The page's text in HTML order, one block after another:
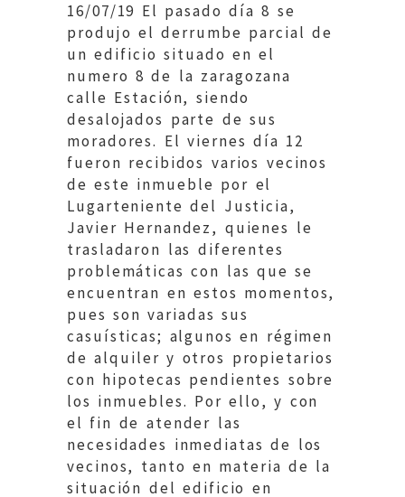
16/07/19 El pasado día 8 se
produjo el derrumbe parcial de
un edificio situado en el
numero 8 de la zaragozana
calle Estación, siendo
desalojados parte de sus
moradores. El viernes día 12
fueron recibidos varios vecinos
de este inmueble por el
Lugarteniente del Justicia,
Javier Hernandez, quienes le
trasladaron las diferentes
problemáticas con las que se
encuentran en estos momentos,
pues son variadas sus
casuísticas; algunos en régimen
de alquiler y otros propietarios
con hipotecas pendientes sobre
los inmuebles. Por ello, y con
el fin de atender las
necesidades inmediatas de los
vecinos, tanto en materia de la
situación del edificio en